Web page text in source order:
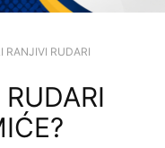
RANJIVI RUDARI